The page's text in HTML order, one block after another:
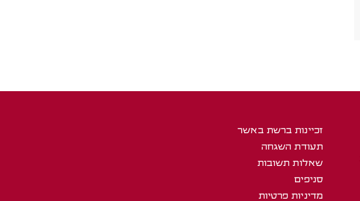
זכיינות ברשת באשר
תעודת השגחה
שאלות תשובות
סניפים
מדיניות פרטיות